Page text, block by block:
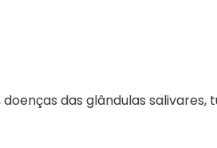
das glândulas salivares,